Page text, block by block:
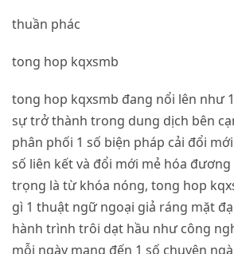
thuần phác
tong hop kqxsmb
tong hop kqxsmb đang nổi lên như
sự trở thành trong dung dịch bên
phân phối 1 số biện pháp cải đổi
số liên kết và đổi mới mẻ hóa
trọng là từ khóa nóng, tong hop
gì 1 thuật ngữ ngoại giả ráng mặt
hành trình trôi dạt hầu như công
mỗi ngày mang đến 1 số chuyên